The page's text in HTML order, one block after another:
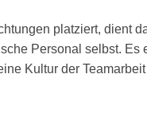
platziert, dient
Personal selbst.
Kultur der